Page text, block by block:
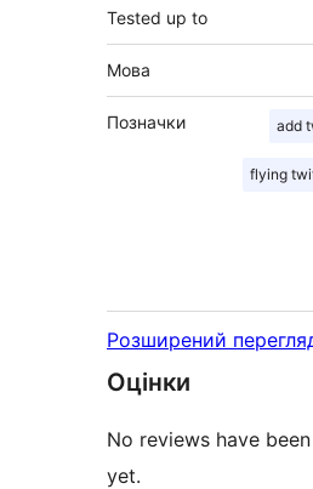
Tested up to
Мова
Позначки add
flying
Розширений
Оцінки
No reviews have
yet.